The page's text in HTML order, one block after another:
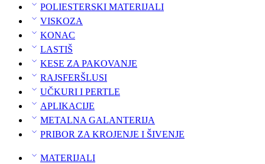
POLIESTERSKI MATERIJALI
VISKOZA
KONAC
LASTIŠ
KESE ZA PAKOVANJE
RAJSFERŠLUSI
UČKURI I PERTLE
APLIKACIJE
METALNA GALANTERIJA
PRIBOR ZA KROJENJE I ŠIVENJE
MATERIJALI